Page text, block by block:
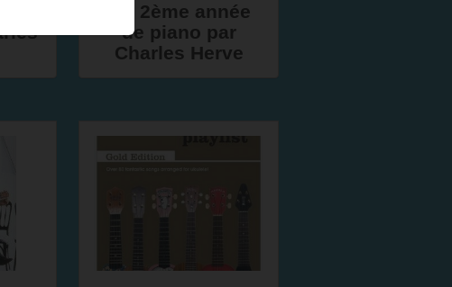
Ma 2ème année
de piano par
Charles Herve